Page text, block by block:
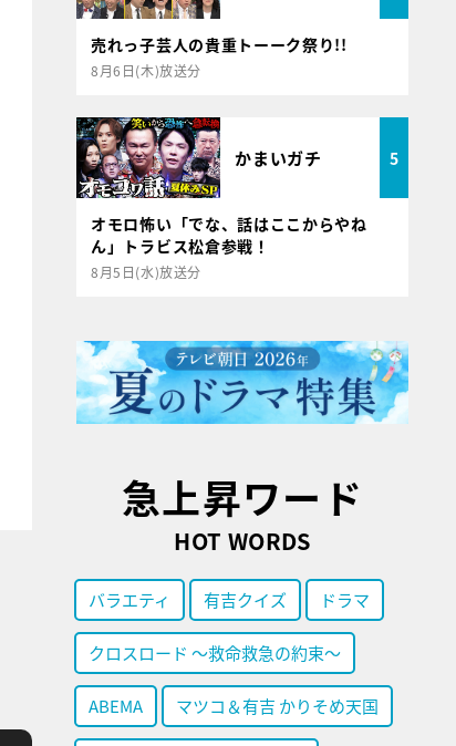
売れっ子芸人の貴重トーーク祭り!!
8月6日(木)放送分
かまいガチ 5
オモロ怖い「でな、話はここからやね
ん」トラビス松倉参戦！
8月5日(水)放送分
急上昇ワード
HOT WORDS
バラエティ 有吉クイズ ドラマ
クロスロード ～救命救急の約束～
ABEMA マツコ＆有吉 かりそめ天国